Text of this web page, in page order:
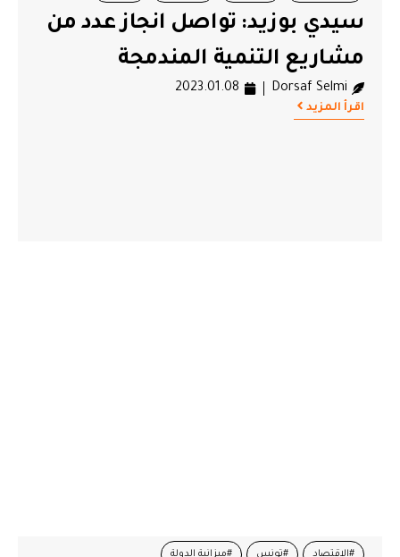
#سيدي بوزيد #مشاريع
سيدي بوزيد: تواصل انجاز عدد من
مشاريع التنمية المندمجة
Dorsaf Selmi
2023.01.08
اقرأ المزيد
#الاقتصاد #تونس #ميزانية الدولة